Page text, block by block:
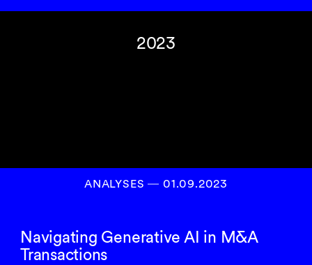
2023
ANALYSES― 01.09.2023
Navigating Generative AI in M&A
Transactions